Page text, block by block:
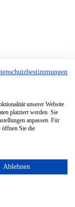
unserer Website
platziert werden. Sie
anpassen. Für
öffnen Sie die
Ablehnen